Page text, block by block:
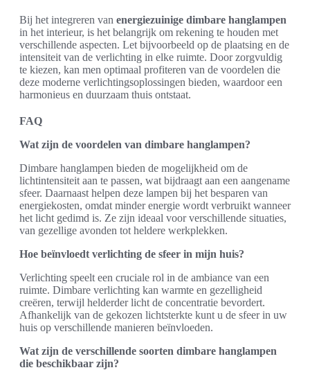
Bij het integreren van energiezuinige dimbare hanglampen
in het interieur, is het belangrijk om rekening te houden met
verschillende aspecten. Let bijvoorbeeld op de plaatsing en de
intensiteit van de verlichting in elke ruimte. Door zorgvuldig
te kiezen, kan men optimaal profiteren van de voordelen die
deze moderne verlichtingsoplossingen bieden, waardoor een
harmonieus en duurzaam thuis ontstaat.
FAQ
Wat zijn de voordelen van dimbare hanglampen?
Dimbare hanglampen bieden de mogelijkheid om de
lichtintensiteit aan te passen, wat bijdraagt aan een aangename
sfeer. Daarnaast helpen deze lampen bij het besparen van
energiekosten, omdat minder energie wordt verbruikt wanneer
het licht gedimd is. Ze zijn ideaal voor verschillende situaties,
van gezellige avonden tot heldere werkplekken.
Hoe beïnvloedt verlichting de sfeer in mijn huis?
Verlichting speelt een cruciale rol in de ambiance van een
ruimte. Dimbare verlichting kan warmte en gezelligheid
creëren, terwijl helderder licht de concentratie bevordert.
Afhankelijk van de gekozen lichtsterkte kunt u de sfeer in uw
huis op verschillende manieren beïnvloeden.
Wat zijn de verschillende soorten dimbare hanglampen
die beschikbaar zijn?